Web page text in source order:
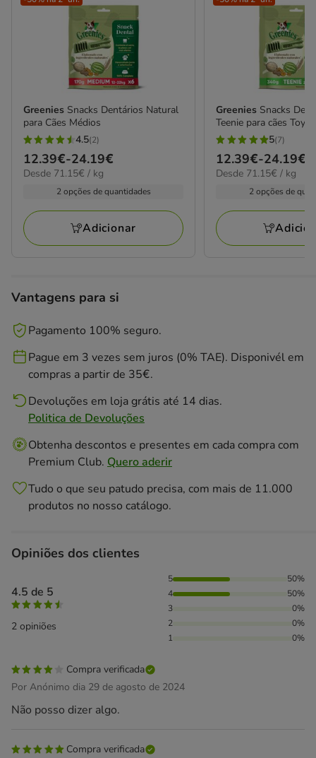
Greenies Snacks Dentários Natural
para Cães Médios
4.5
estrelas
com
avaliações
4.5(2)
Preço
de
12.39€
24.19€
12.39€-24.19€
71.15€
Desde 71.15€ / kg
2 opções de quantidades
Adicionar
Greenies Snacks
Teenie para cães Toy
5
estrelas
com
avaliações
5(7)
Preço
de
12.39€
24.19€
12.39€-24.19€
71.15€
Desde 71.15€ / kg
2 opções de
Vantagens para si
Pagamento 100% seguro.
Pague em 3 vezes sem juros (0% TAE). Disponivél em
compras a partir de 35€.
Devoluções em loja grátis até 14 dias.
Politica de Devoluções
Obtenha descontos e presentes em cada compra com
Premium Club. Quero aderir
Tudo o que seu patudo precisa, com mais de 11.000
produtos no nosso catálogo.
Opiniões dos clientes
4.5 de 5
2 opiniões
50% das pessoas avaliaram com 5 estrelas, 50% das
5
50%
4
50%
3
0%
2
0%
1
0%
Compra verificada
Por Anónimo dia 29 de agosto de 2024
Não posso dizer algo.
Compra verificada